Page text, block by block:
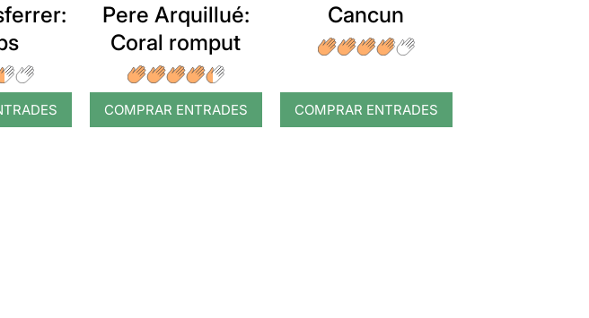
Pere Arquillué:
Coral romput
COMPRAR ENTRADES
Cancun
COMPRAR ENTRADES